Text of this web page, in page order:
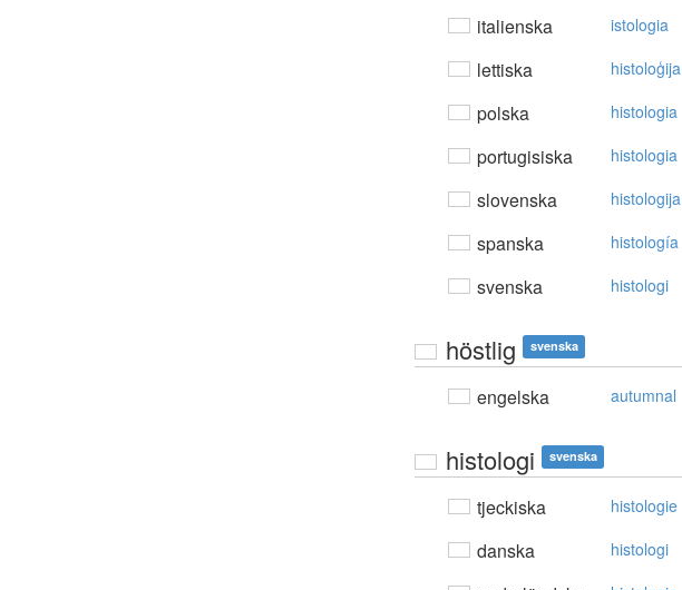
italienska istologia
lettiska histoloģija
polska histologia
portugisiska histologia
slovenska histologija
spanska histología
svenska histologi
höstlig svenska
engelska autumnal
histologi svenska
tjeckiska histologie
danska histologi